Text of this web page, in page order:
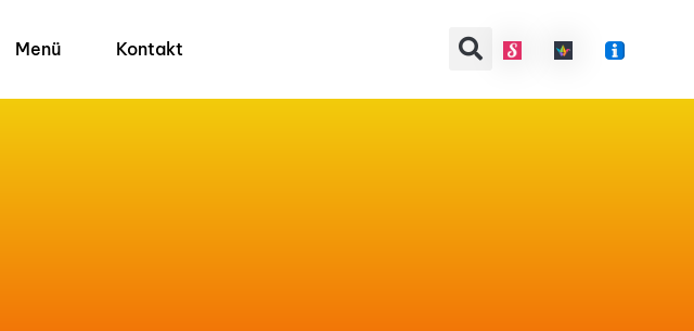
Menü Kontakt